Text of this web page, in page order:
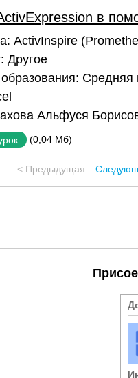
в
ActivInspire
Другое
Средняя
Альфуся
(0,04 Мб)
< Предыдущая